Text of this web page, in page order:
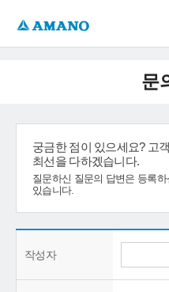
문
궁금한 점이 있으세요? 고
최선을 다하겠습니다.
질문하신 질문의 답변은 등록
있습니다.
작성자